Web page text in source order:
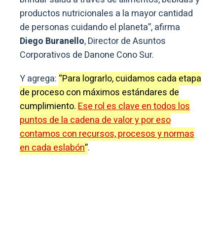
productos nutricionales a la mayor cantidad
de personas cuidando el planeta”, afirma
Diego Buranello, Director de Asuntos
Corporativos de Danone Cono Sur.
Y agrega: “Para lograrlo, cuidamos cada etapa
de proceso con máximos estándares de
cumplimiento.Ese rol es clave en todos los
puntos de la cadena de valor y por eso
contamos con recursos, procesos y normas
en cada eslabón”.